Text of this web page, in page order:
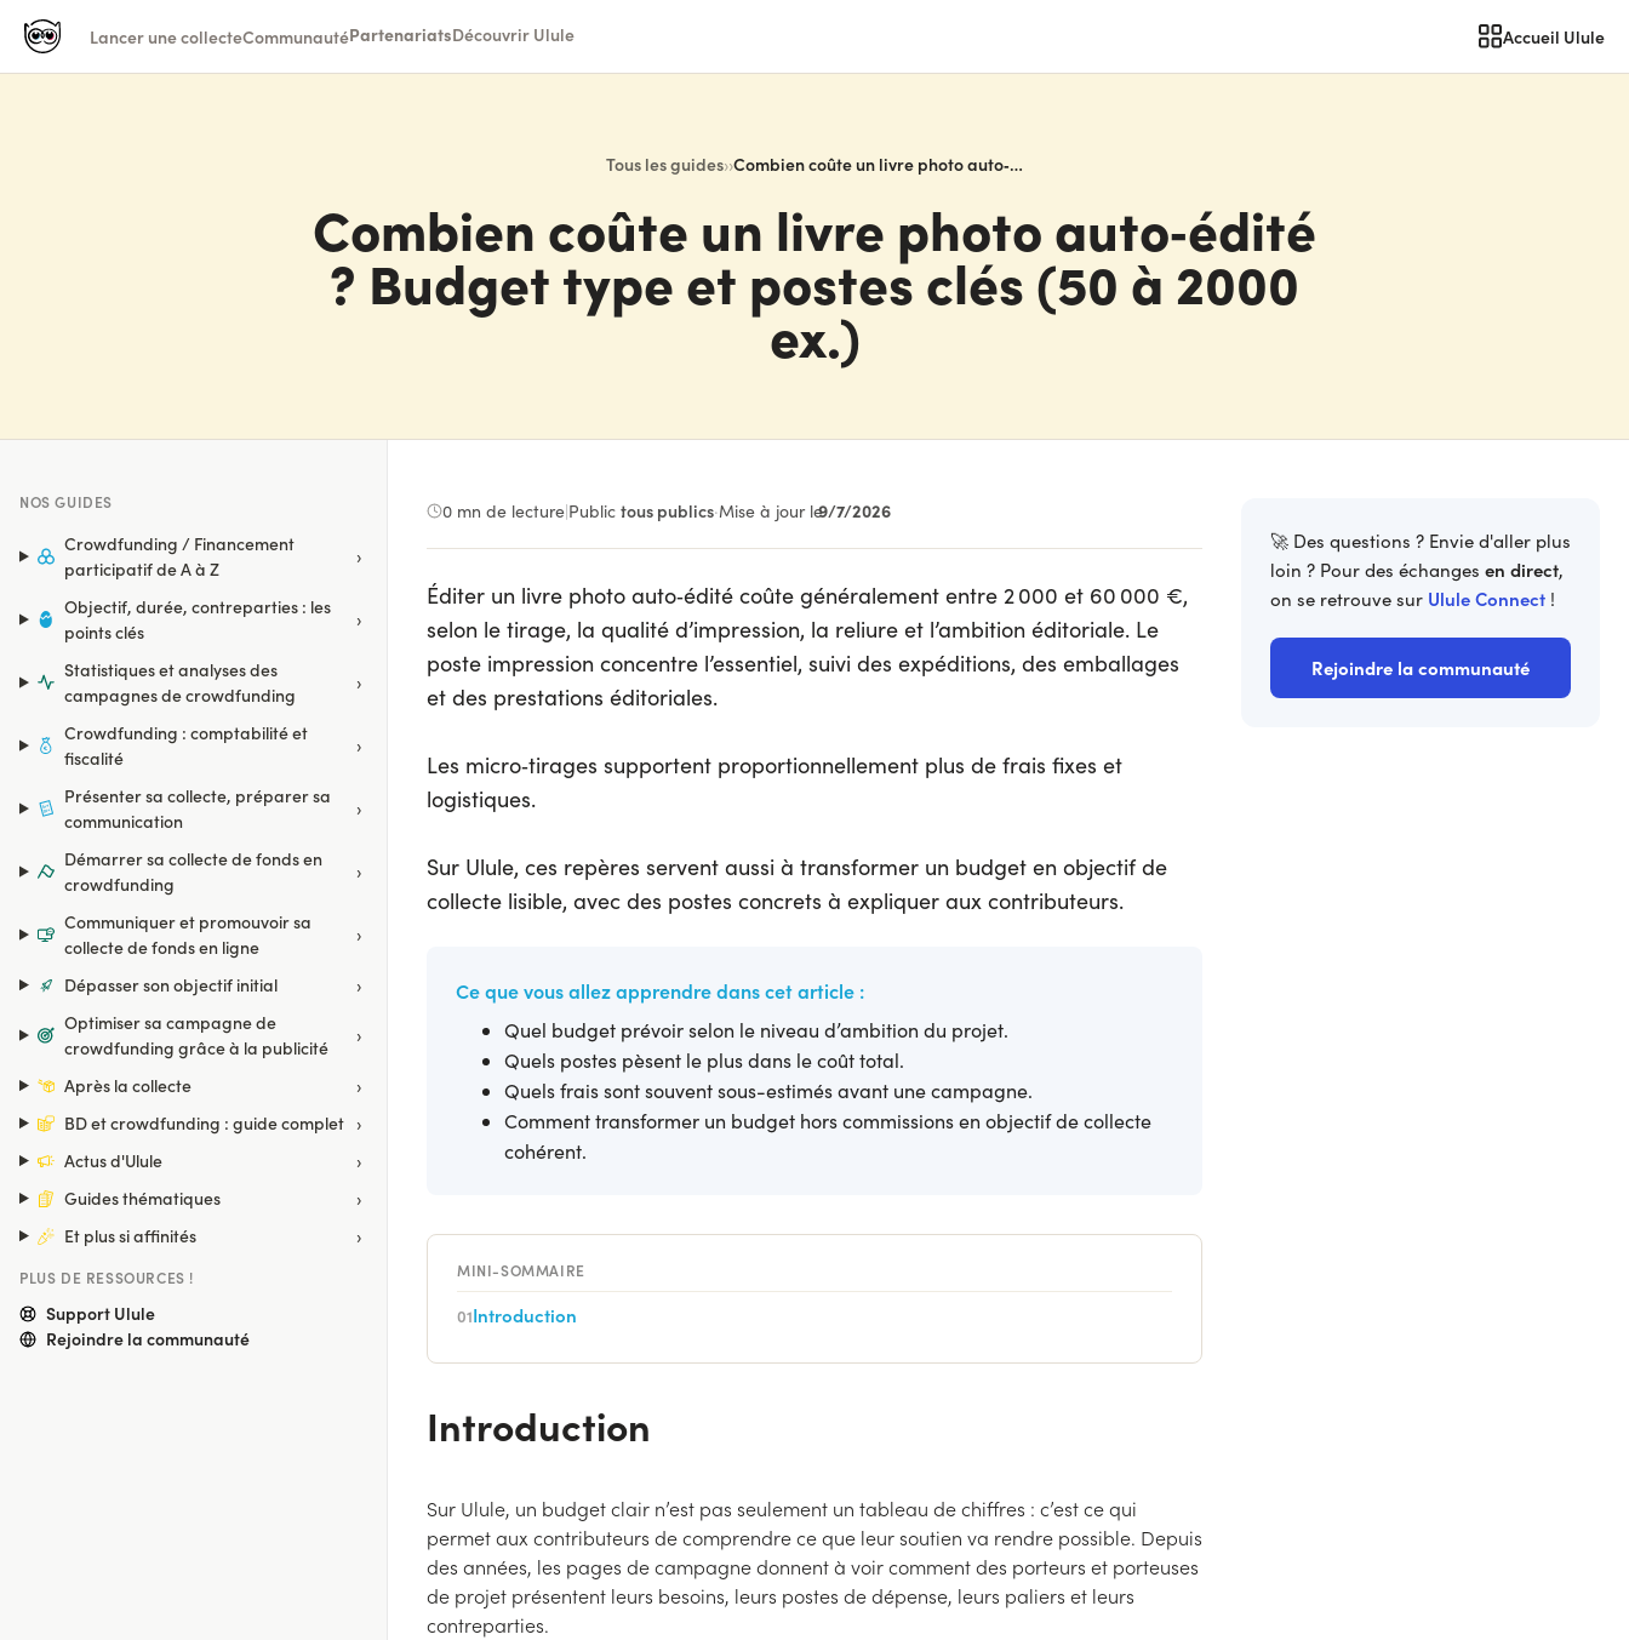
Lancer une collecteCommunautéPartenariatsDécouvrir Ulule Accueil Ulule
Tous les guides›› Combien coûte un livre photo auto‑édité ? Budget type et postes clés (50 à 2000 ex.)
Combien coûte un livre photo auto‑édité
? Budget type et postes clés (50 à 2000
ex.)
NOS GUIDES
Crowdfunding / Financement
participatif de A à Z
›
Objectif, durée, contreparties : les
points clés
›
Statistiques et analyses des
campagnes de crowdfunding
›
Crowdfunding : comptabilité et
fiscalité
›
Présenter sa collecte, préparer sa
communication
›
Démarrer sa collecte de fonds en
crowdfunding
›
Communiquer et promouvoir sa
collecte de fonds en ligne
›
Dépasser son objectif initial
›
Optimiser sa campagne de
crowdfunding grâce à la publicité
›
Après la collecte
›
BD et crowdfunding : guide complet ›
Actus d'Ulule
›
Guides thématiques
›
Et plus si affinités
›
PLUS DE RESSOURCES !
Support Ulule
Rejoindre la communauté
0 mn de lecture|Public :tous publics·Mise à jour le9/7/2026
Éditer un livre photo auto‑édité coûte généralement entre 2 000 et 60 000 €,
selon le tirage, la qualité d’impression, la reliure et l’ambition éditoriale. Le
poste impression concentre l’essentiel, suivi des expéditions, des emballages
et des prestations éditoriales.
Les micro‑tirages supportent proportionnellement plus de frais fixes et
logistiques.
Sur Ulule, ces repères servent aussi à transformer un budget en objectif de
collecte lisible, avec des postes concrets à expliquer aux contributeurs.
Ce que vous allez apprendre dans cet article :
Quel budget prévoir selon le niveau d’ambition du projet.
Quels postes pèsent le plus dans le coût total.
Quels frais sont souvent sous-estimés avant une campagne.
Comment transformer un budget hors commissions en objectif de collecte
cohérent.
MINI-SOMMAIRE
01Introduction
Introduction
Sur Ulule, un budget clair n’est pas seulement un tableau de chiffres : c’est ce qui
permet aux contributeurs de comprendre ce que leur soutien va rendre possible. Depuis
des années, les pages de campagne donnent à voir comment des porteurs et porteuses
de projet présentent leurs besoins, leurs postes de dépense, leurs paliers et leurs
contreparties.
🚀 Des questions ? Envie d'aller plus
loin ? Pour des échanges en direct,
on se retrouve sur Ulule Connect !
Rejoindre la communauté